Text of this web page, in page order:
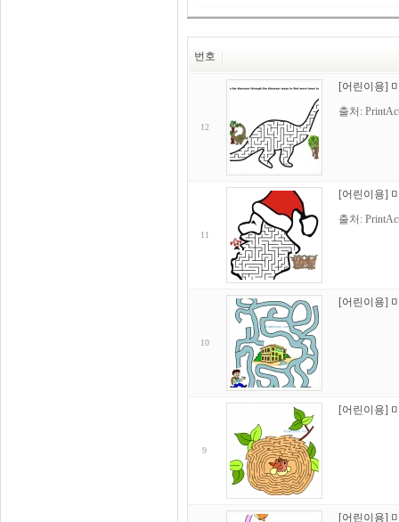
번호
12
[어린이용]
출처:
11
[어린이용]
출처:
10
[어린이용]
9
[어린이용]
[어린이용]